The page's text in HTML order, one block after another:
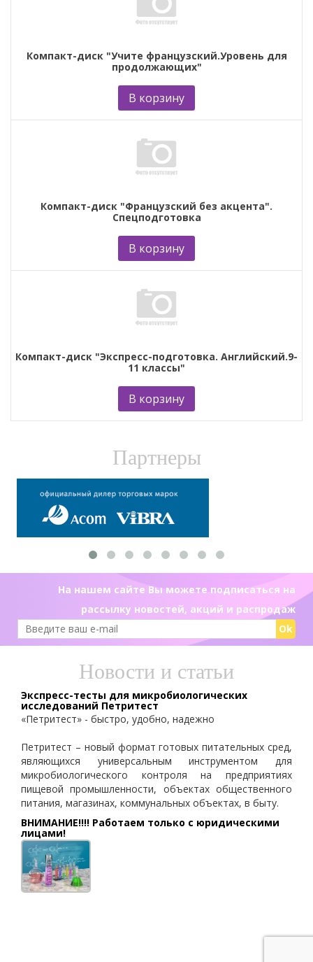
Компакт-диск "Учите французский.Уровень для
продолжающих"
В корзину
Компакт-диск "Французский без акцента".
Спецподготовка
В корзину
Компакт-диск "Экспресс-подготовка. Английский.9-
11 классы"
В корзину
Партнеры
На нашем сайте Вы можете подписаться на
рассылку новостей, акций и распродаж
Ok
Новости и статьи
Экспресс-тесты для микробиологических
исследований Петритест
«Петритест» - быстро, удобно, надежно
Петритест – новый формат готовых питательных сред,
являющихся универсальным инструментом для
микробиологического контроля на предприятиях
пищевой промышленности, объектах общественного
питания, магазинах, коммунальных объектах, в быту.
ВНИМАНИЕ!!!! Работаем только с юридическими
лицами!